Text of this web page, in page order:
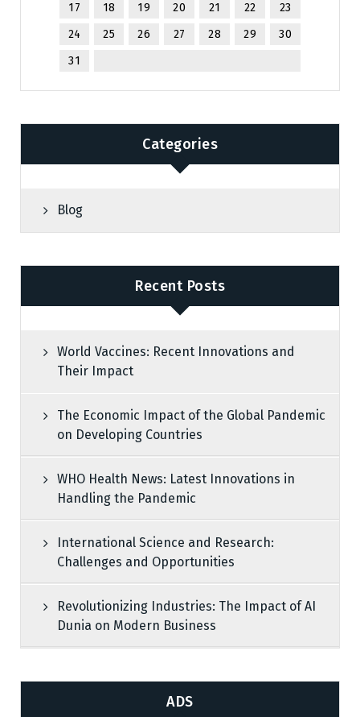
17
18 19 20 21 22
23
24
25 26 27 28 29
30
31
Categories
Blog
Recent Posts
World Vaccines: Recent Innovations and
Their Impact
The Economic Impact of the Global Pandemic
on Developing Countries
WHO Health News: Latest Innovations in
Handling the Pandemic
International Science and Research:
Challenges and Opportunities
Revolutionizing Industries: The Impact of AI
Dunia on Modern Business
ADS